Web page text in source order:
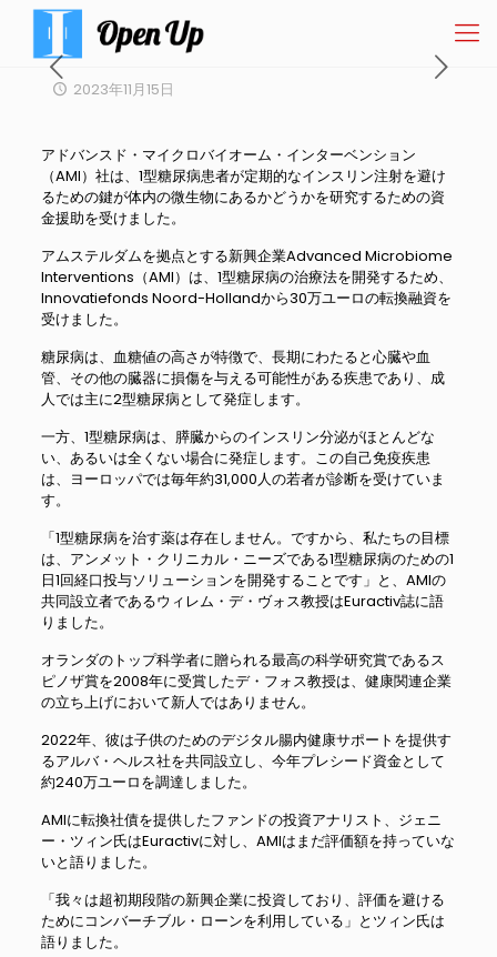
2023年11月15日
アドバンスド・マイクロバイオーム・インターベンション
（AMI）社は、1型糖尿病患者が定期的なインスリン注射を避け
るための鍵が体内の微生物にあるかどうかを研究するための資
金援助を受けました。
アムステルダムを拠点とする新興企業Advanced Microbiome
Interventions（AMI）は、1型糖尿病の治療法を開発するため、
Innovatiefonds Noord-Hollandから30万ユーロの転換融資を
受けました。
糖尿病は、血糖値の高さが特徴で、長期にわたると心臓や血
管、その他の臓器に損傷を与える可能性がある疾患であり、成
人では主に2型糖尿病として発症します。
一方、1型糖尿病は、膵臓からのインスリン分泌がほとんどな
い、あるいは全くない場合に発症します。この自己免疫疾患
は、ヨーロッパでは毎年約31,000人の若者が診断を受けていま
す。
「1型糖尿病を治す薬は存在しません。ですから、私たちの目標
は、アンメット・クリニカル・ニーズである1型糖尿病のための1
日1回経口投与ソリューションを開発することです」と、AMIの
共同設立者であるウィレム・デ・ヴォス教授はEuractiv誌に語
りました。
オランダのトップ科学者に贈られる最高の科学研究賞であるス
ピノザ賞を2008年に受賞したデ・フォス教授は、健康関連企業
の立ち上げにおいて新人ではありません。
2022年、彼は子供のためのデジタル腸内健康サポートを提供す
るアルバ・ヘルス社を共同設立し、今年プレシード資金として
約240万ユーロを調達しました。
AMIに転換社債を提供したファンドの投資アナリスト、ジェニ
ー・ツィン氏はEuractivに対し、AMIはまだ評価額を持っていな
いと語りました。
「我々は超初期段階の新興企業に投資しており、評価を避ける
ためにコンバーチブル・ローンを利用している」とツィン氏は
語りました。